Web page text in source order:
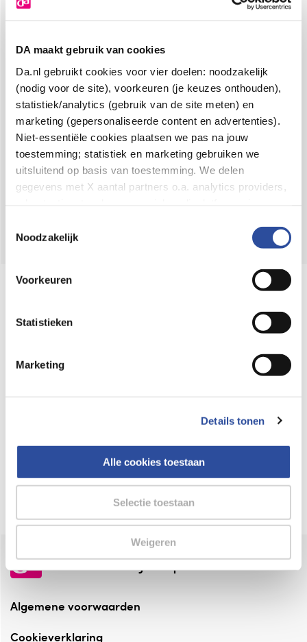
DA maakt gebruik van cookies
Da.nl gebruikt cookies voor vier doelen: noodzakelijk
(nodig voor de site), voorkeuren (je keuzes onthouden),
statistiek/analytics (gebruik van de site meten) en
marketing (gepersonaliseerde content en advertenties).
Niet-essentiële cookies plaatsen we pas na jouw
toestemming; statistiek en marketing gebruiken we
uitsluitend op basis van toestemming. We delen
gegevens met X aantal partners o.a. analytics providers,
en de bewaartermijnen per categorie. Je kunt je keuze op
gegevensverwerking staat in de
Privacyverklaring
Noodzakelijk
Voorkeuren
Statistieken
Marketing
Details tonen
Alle cookies toestaan
Selectie toestaan
Weigeren
8.6 uit4.106 reviews
Over DA
Klantenservice
Assortiment
VolgDAop:
Online aanbieder medicijnen
webshop mag verkopen.
⁠Verantwoorde zorg, ⁠ook online.
Altijd onze folder bij de hand
Check onze folders ⁠bij AlleFolders.
de vriendelijke specialist
Algemene voorwaarden
Cookieverklaring